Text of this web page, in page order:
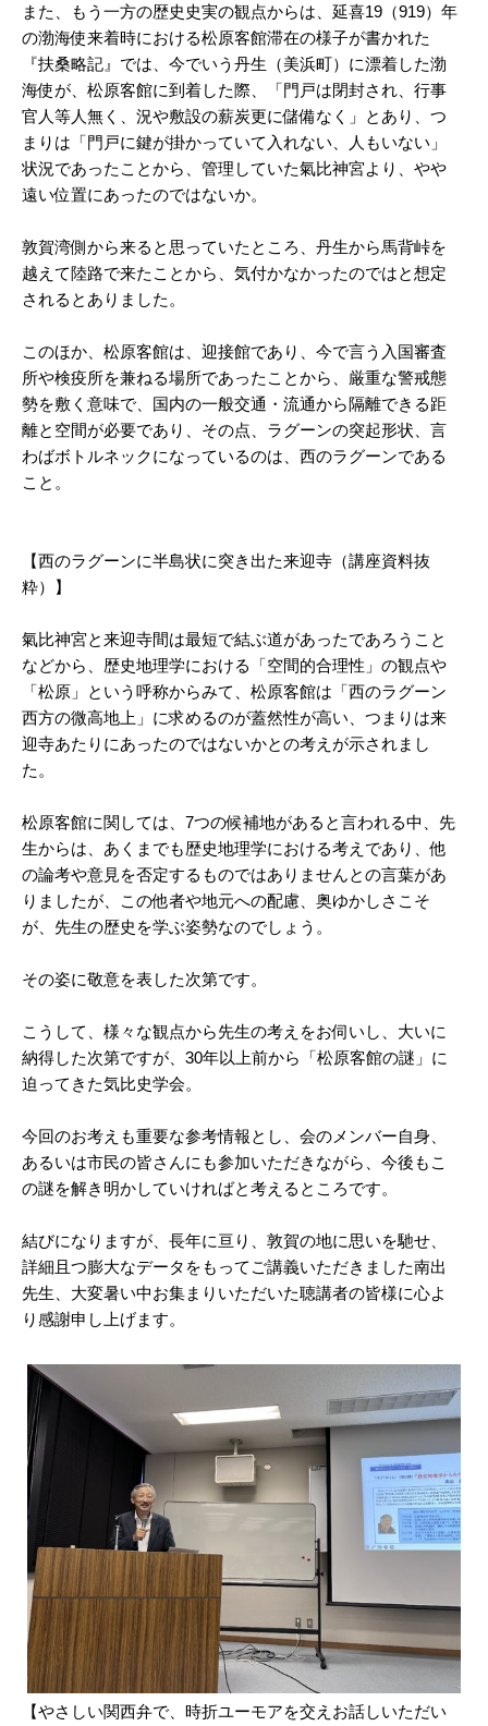
また、もう一方の歴史史実の観点からは、延喜19（919）年
の渤海使来着時における松原客館滞在の様子が書かれた
『扶桑略記』では、今でいう丹生（美浜町）に漂着した渤
海使が、松原客館に到着した際、「門戸は閉封され、行事
官人等人無く、況や敷設の薪炭更に儲備なく」とあり、つ
まりは「門戸に鍵が掛かっていて入れない、人もいない」
状況であったことから、管理していた氣比神宮より、やや
遠い位置にあったのではないか。
敦賀湾側から来ると思っていたところ、丹生から馬背峠を
越えて陸路で来たことから、気付かなかったのではと想定
されるとありました。
このほか、松原客館は、迎接館であり、今で言う入国審査
所や検疫所を兼ねる場所であったことから、厳重な警戒態
勢を敷く意味で、国内の一般交通・流通から隔離できる距
離と空間が必要であり、その点、ラグーンの突起形状、言
わばボトルネックになっているのは、西のラグーンである
こと。
【西のラグーンに半島状に突き出た来迎寺（講座資料抜
粋）】
氣比神宮と来迎寺間は最短で結ぶ道があったであろうこと
などから、歴史地理学における「空間的合理性」の観点や
「松原」という呼称からみて、松原客館は「西のラグーン
西方の微高地上」に求めるのが蓋然性が高い、つまりは来
迎寺あたりにあったのではないかとの考えが示されまし
た。
松原客館に関しては、7つの候補地があると言われる中、先
生からは、あくまでも歴史地理学における考えであり、他
の論考や意見を否定するものではありませんとの言葉があ
りましたが、この他者や地元への配慮、奥ゆかしさこそ
が、先生の歴史を学ぶ姿勢なのでしょう。
その姿に敬意を表した次第です。
こうして、様々な観点から先生の考えをお伺いし、大いに
納得した次第ですが、30年以上前から「松原客館の謎」に
迫ってきた気比史学会。
今回のお考えも重要な参考情報とし、会のメンバー自身、
あるいは市民の皆さんにも参加いただきながら、今後もこ
の謎を解き明かしていければと考えるところです。
結びになりますが、長年に亘り、敦賀の地に思いを馳せ、
詳細且つ膨大なデータをもってご講義いただきました南出
先生、大変暑い中お集まりいただいた聴講者の皆様に心よ
り感謝申し上げます。
【やさしい関西弁で、時折ユーモアを交えお話しいただい